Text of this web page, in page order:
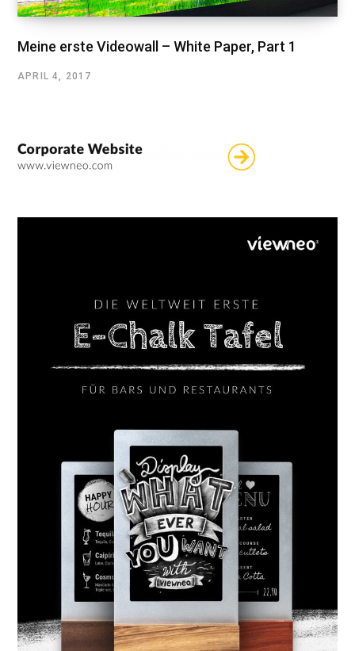
Meine erste Videowall – White Paper, Part 1
APRIL 4, 2017